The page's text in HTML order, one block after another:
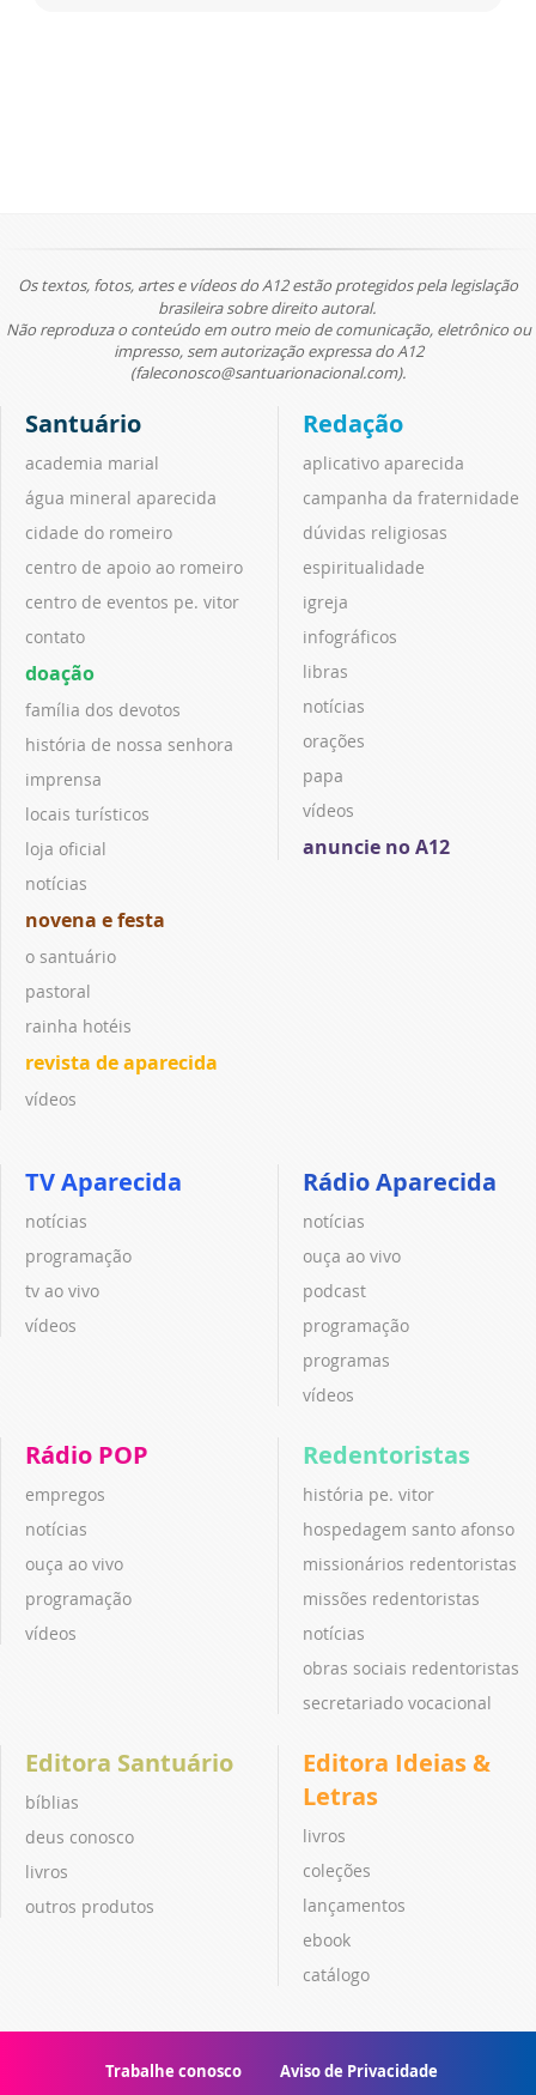
Os textos, fotos, artes e vídeos do A12 estão protegidos pela legislação
brasileira sobre direito autoral.
Não reproduza o conteúdo em outro meio de comunicação, eletrônico ou
impresso, sem autorização expressa do A12
(faleconosco@santuarionacional.com).
Santuário
academia marial
água mineral aparecida
cidade do romeiro
centro de apoio ao romeiro
centro de eventos pe. vitor
contato
doação
família dos devotos
história de nossa senhora
imprensa
locais turísticos
loja oficial
notícias
novena e festa
o santuário
pastoral
rainha hotéis
revista de aparecida
vídeos
Redação
aplicativo aparecida
campanha da fraternidade
dúvidas religiosas
espiritualidade
igreja
infográficos
libras
notícias
orações
papa
vídeos
anuncie no A12
TV Aparecida
notícias
programação
tv ao vivo
vídeos
Rádio Aparecida
notícias
ouça ao vivo
podcast
programação
programas
vídeos
Rádio POP
empregos
notícias
ouça ao vivo
programação
vídeos
Redentoristas
história pe. vitor
hospedagem santo afonso
missionários redentoristas
missões redentoristas
notícias
obras sociais redentoristas
secretariado vocacional
Editora Santuário
bíblias
deus conosco
livros
outros produtos
Editora Ideias &
Letras
livros
coleções
lançamentos
ebook
catálogo
Trabalhe conosco Aviso de Privacidade